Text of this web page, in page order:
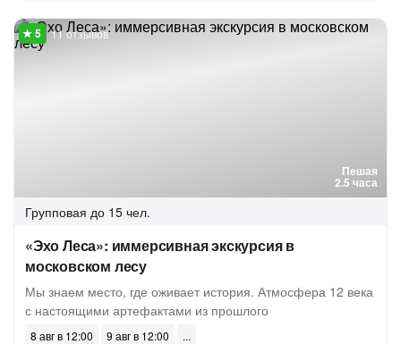
Пешая
2.5 часа
11 отзывов
Групповая до 15 чел.
«Эхо Леса»: иммерсивная экскурсия в
московском лесу
Мы знаем место, где оживает история. Атмосфера 12 века
с настоящими артефактами из прошлого
8 авг в 12:00 9 авг в 12:00